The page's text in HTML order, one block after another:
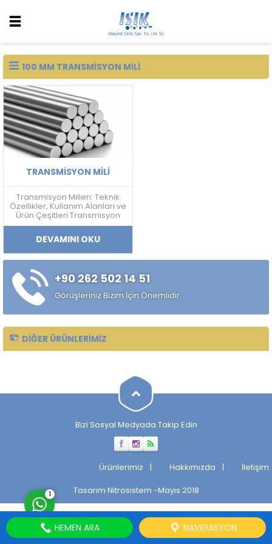
100 MM TRANSMISYON MILI
TRANSMISYON MILI
Transmisyon Milleri: Teknik
Özellikler, Kullanım Alanları ve
Ürün Çeşitleri Transmisyon
Mili Nedir? Transmisyon mili;
mekanik güç aktarımı,
doğrusal hareket sistemleri
ve makine ekipmanlarında
kullanılan, yüksek ölçü
hassasiyetine sahip soğuk
çekilmiş çelik mil ürünüdür.
Standart sıcak haddelenmiş
çeliklere kıyasla daha
DEVAMINI OKU
+90 262 502 14 51
Görüşleriniz Bizim İçin Önemlidir.
DIĞER ÜRÜNLERIMIZ
Bizi Sosyal Medyada Takip Edin
Ürünlerimiz Hakkımızda
İletişim
Tasarım Nitrosistem -Mayıs 2018
Cevap Yaz
1
HEMEN ARA NAVIGASYON